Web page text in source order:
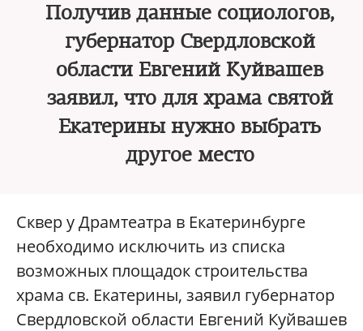
Получив данные социологов,
губернатор Свердловской
области Евгений Куйвашев
заявил, что для храма святой
Екатерины нужно выбрать
другое место
Сквер у Драмтеатра в Екатеринбурге
необходимо исключить из списка
возможных площадок строительства
храма св. Екатерины, заявил губернатор
Свердловской области Евгений Куйвашев